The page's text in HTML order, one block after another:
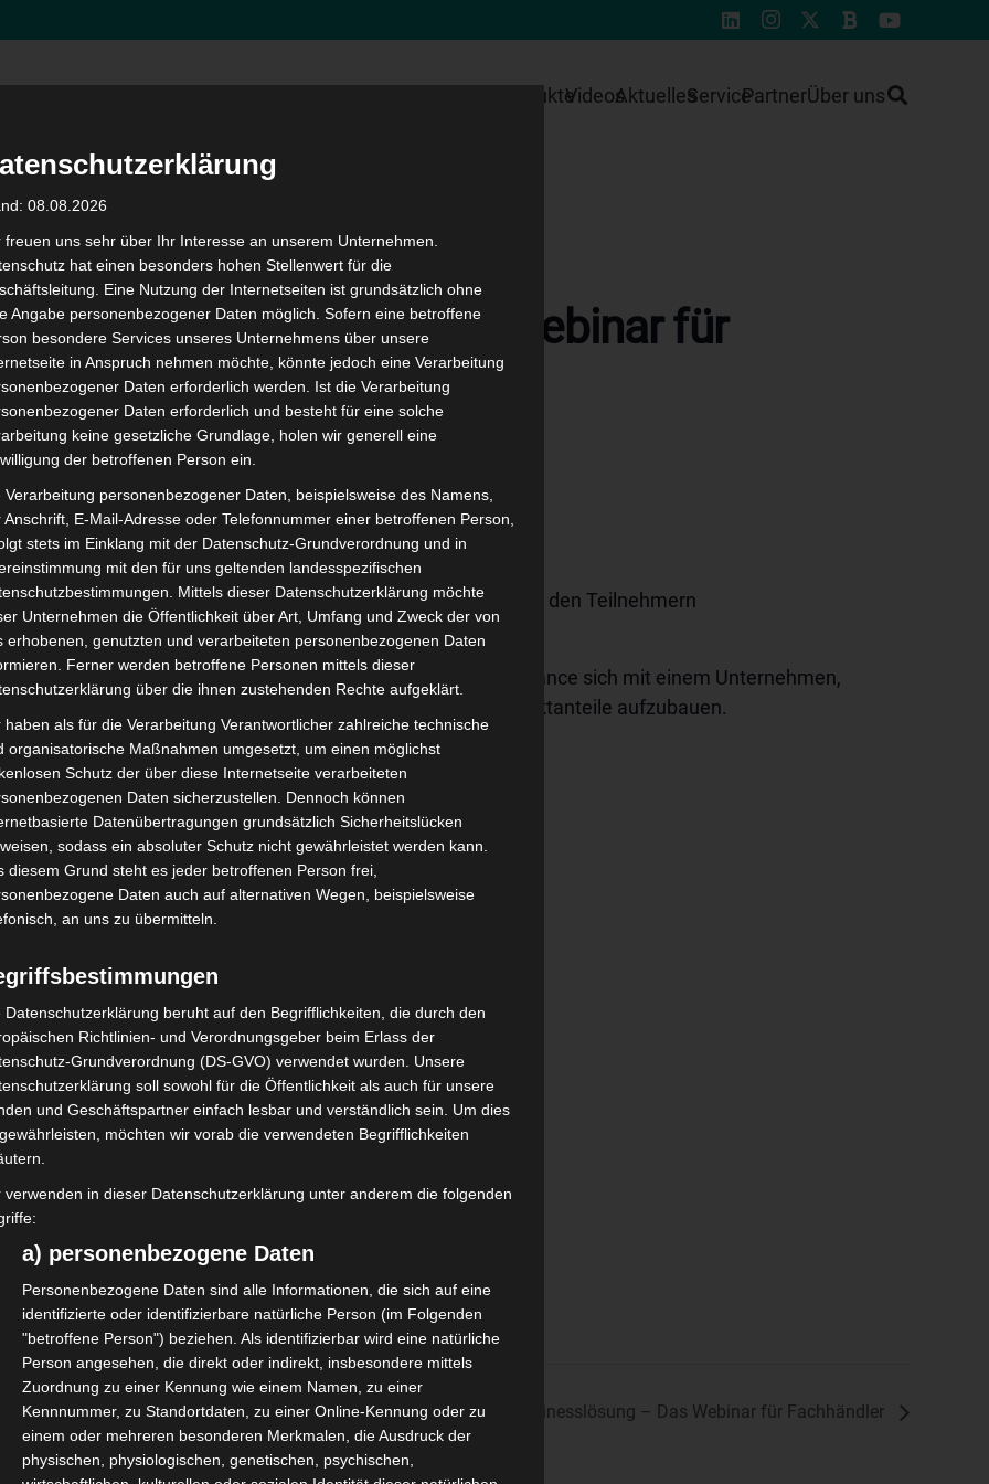
ProdukteVideosAktuellesServicePartnerÜber uns
IT-Schullösungen – Das Webinar für
Webinar bespricht und diskutiert der OctoGate Vertrieb mit den Teilnehmern
Konditionen und unsere Philosophie.
und WLAN-Umfeld in den Schulen. Nutzen Sie die Chance sich mit einem Unternehmen,
über eine Basis von 2000 Installationen verfügt, neue Marktanteile aufzubauen.
Sie mit Ihrer Anmeldebestätigung.
VERANSTALTER
Systems GmbH
Telefon
+49 5251 18040-70
E-Mail
und schulische IT-Admins Vertrieb von OctoGate IT-Businesslösung – Das Webinar für Fachhändler
08.08.2026
freuen uns sehr über Ihr Interesse an unserem Unternehmen.
hat einen besonders hohen Stellenwert für die
Eine Nutzung der Internetseiten ist grundsätzlich ohne
Angabe personenbezogener Daten möglich. Sofern eine betroffene
besondere Services unseres Unternehmens über unsere
in Anspruch nehmen möchte, könnte jedoch eine Verarbeitung
Daten erforderlich werden. Ist die Verarbeitung
Daten erforderlich und besteht für eine solche
keine gesetzliche Grundlage, holen wir generell eine
der betroffenen Person ein.
Verarbeitung personenbezogener Daten, beispielsweise des Namens,
Anschrift, E-Mail-Adresse oder Telefonnummer einer betroffenen Person,
stets im Einklang mit der Datenschutz-Grundverordnung und in
mit den für uns geltenden landesspezifischen
Mittels dieser Datenschutzerklärung möchte
Unternehmen die Öffentlichkeit über Art, Umfang und Zweck der von
erhobenen, genutzten und verarbeiteten personenbezogenen Daten
Ferner werden betroffene Personen mittels dieser
über die ihnen zustehenden Rechte aufgeklärt.
haben als für die Verarbeitung Verantwortlicher zahlreiche technische
organisatorische Maßnahmen umgesetzt, um einen möglichst
Schutz der über diese Internetseite verarbeiteten
Daten sicherzustellen. Dennoch können
Datenübertragungen grundsätzlich Sicherheitslücken
sodass ein absoluter Schutz nicht gewährleistet werden kann.
diesem Grund steht es jeder betroffenen Person frei,
Daten auch auf alternativen Wegen, beispielsweise
an uns zu übermitteln.
Datenschutzerklärung beruht auf den Begrifflichkeiten, die durch den
Richtlinien- und Verordnungsgeber beim Erlass der
Grundverordnung (DS-GVO) verwendet wurden. Unsere
soll sowohl für die Öffentlichkeit als auch für unsere
und Geschäftspartner einfach lesbar und verständlich sein. Um dies
möchten wir vorab die verwendeten Begrifflichkeiten
verwenden in dieser Datenschutzerklärung unter anderem die folgenden
a) personenbezogene Daten
Personenbezogene Daten sind alle Informationen, die sich auf eine
identifizierte oder identifizierbare natürliche Person (im Folgenden
"betroffene Person") beziehen. Als identifizierbar wird eine natürliche
Person angesehen, die direkt oder indirekt, insbesondere mittels
Zuordnung zu einer Kennung wie einem Namen, zu einer
Kennnummer, zu Standortdaten, zu einer Online-Kennung oder zu
einem oder mehreren besonderen Merkmalen, die Ausdruck der
physischen, physiologischen, genetischen, psychischen,